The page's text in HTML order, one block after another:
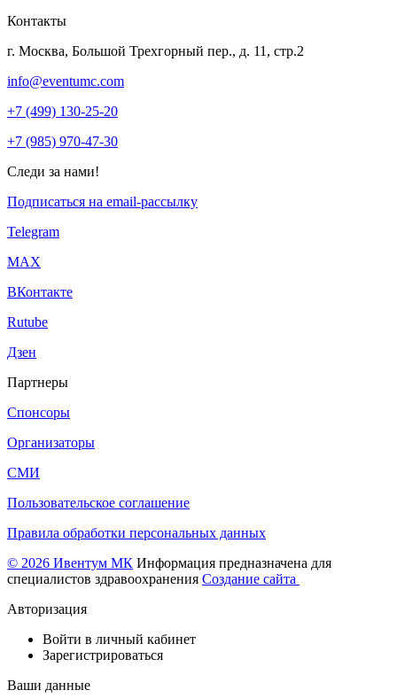
Контакты
г. Москва, Большой Трехгорный пер., д. 11, стр.2
info@eventumc.com
+7 (499) 130-25-20
+7 (985) 970-47-30
Следи за нами!
Подписаться на email-рассылку
Telegram
МАХ
ВКонтакте
Rutube
Дзен
Партнеры
Спонсоры
Организаторы
СМИ
Пользовательское соглашение
Правила обработки персональных данных
© 2026 Ивентум МК Информация предназначена для
специалистов здравоохранения Создание сайта
Авторизация
Войти в личный кабинет
Зарегистрироваться
Ваши данные